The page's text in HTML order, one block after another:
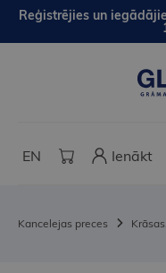
Reģistrējies un
EN Ienākt
Kancelejas preces